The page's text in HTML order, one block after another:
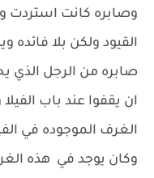
وصابره كانت استردت
القيود ولكن بلا فائده
صابره من الرجل الذي
ان يقفوا عند باب
الغرف الموجوده في
وكان يوجد في هذه